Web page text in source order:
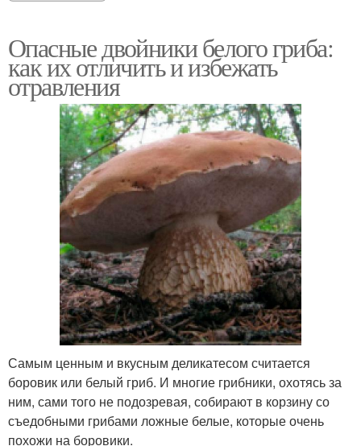
Опасные двойники белого гриба:
как их отличить и избежать
отравления
Самым ценным и вкусным деликатесом считается
боровик или белый гриб. И многие грибники, охотясь за
ним, сами того не подозревая, собирают в корзину со
съедобными грибами ложные белые, которые очень
похожи на боровики.